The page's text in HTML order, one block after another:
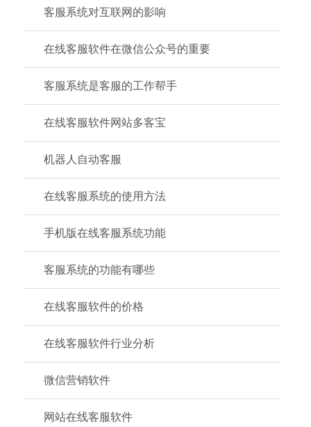
客服系统对互联网的影响
在线客服软件在微信公众号的重要
客服系统是客服的工作帮手
在线客服软件网站多客宝
机器人自动客服
在线客服系统的使用方法
手机版在线客服系统功能
客服系统的功能有哪些
在线客服软件的价格
在线客服软件行业分析
微信营销软件
网站在线客服软件